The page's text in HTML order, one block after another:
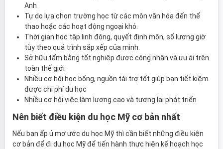
Anh
Tự do lựa chọn trường học từ các môn văn hóa đến thể
thao hoặc các hoạt động ngoại khó.
Thời gian học tập linh động, quyết định môn, số lượng giờ
tùy theo quá trình sắp xếp của mình.
Sở hữu tấm bằng tốt nghiệp được công nhận và ưu ái trên
toàn thế giới
Nhiều cơ hội học bổng, nguồn tài trợ tốt giúp bạn tiết kiệm
được chi phí du học
Nhiều cơ hội việc làm lương cao và tương lai phát triển
Nên biết điều kiện du học Mỹ cơ bản nhất
Nếu bạn ấp ủ mơ ước du học Mỹ thì cần biết những điều kiện
cơ bản để đi du học Mỹ để tiến hành thực hiện kế hoạch học